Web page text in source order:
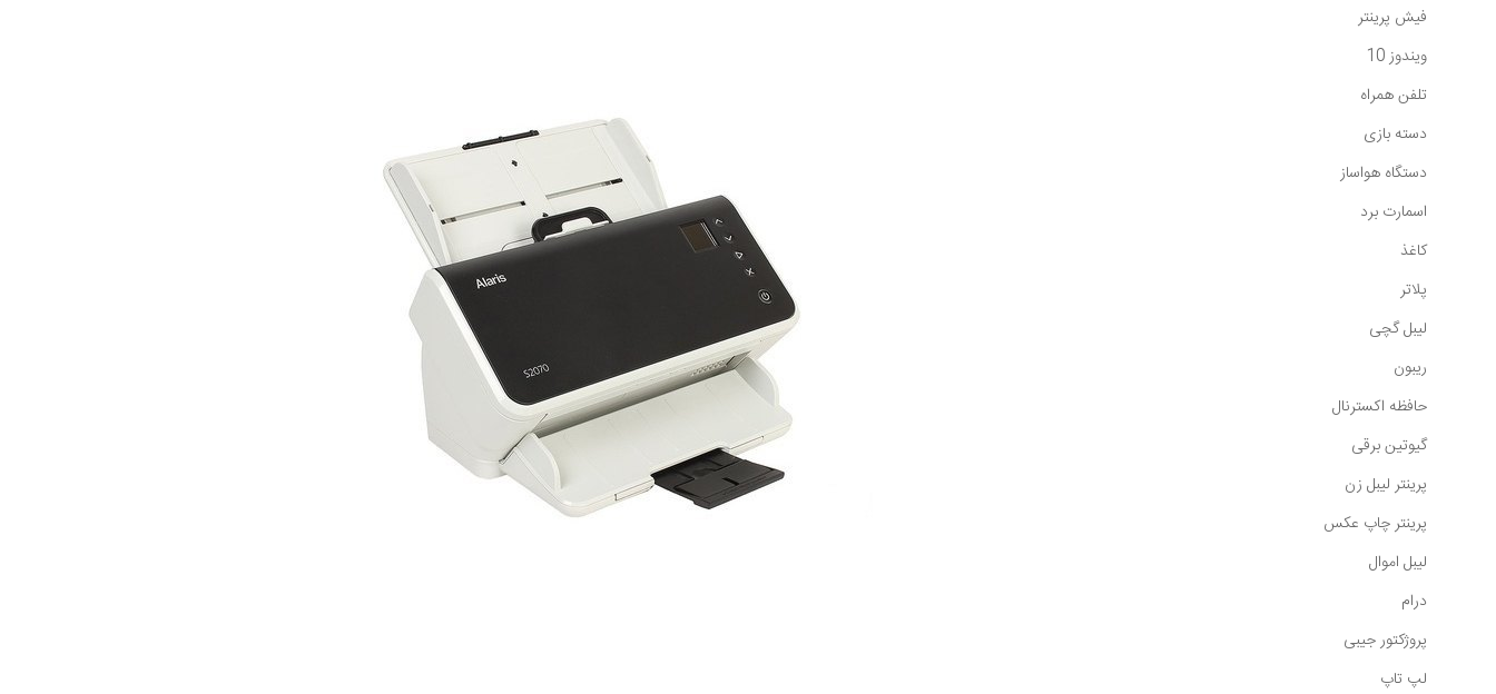
فیش پرینتر
ویندوز 10
تلفن همراه
دسته بازی
دستگاه هواساز
اسمارت برد
کاغذ
پلاتر
لیبل گچی
ریبون
حافظه اکسترنال
گیوتین برقی
پرینتر لیبل زن
پرینتر چاپ عکس
لیبل اموال
درام
پروژکتور جیبی
لپ تاپ